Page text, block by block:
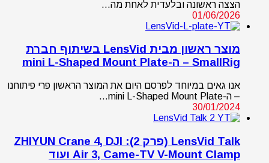
הצצה ראשונה ובלעדית לאחת מה…
01/06/2026
מוצר ראשון מבית LensVid בשיתוף חברת
SmallRig – ה-mini L-Shaped Mount Plate
אנו גאים במיוחד לפרסם היום את המוצר הראשון פרי פיתוחנו
– ה-mini L-Shaped Mount Plate…
30/01/2024
LensVid Talk (פרק 2): ZHIYUN Crane 4, DJI
Air 3, Came-TV V-Mount Clamp ועוד